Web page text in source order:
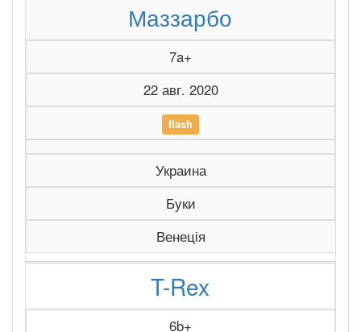
Маззарбо
7a+
22 авг. 2020
flash
Украина
Буки
Венеція
T-Rex
6b+